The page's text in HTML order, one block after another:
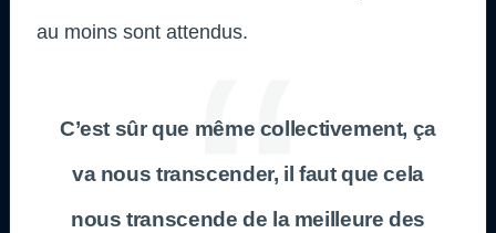
au moins sont attendus.
C’est sûr que même collectivement, ça
va nous transcender, il faut que cela
nous transcende de la meilleure des